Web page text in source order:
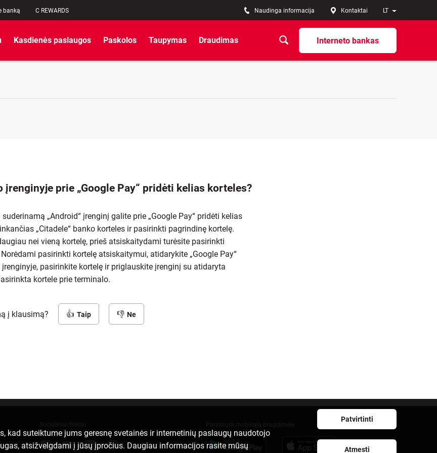
banką C REWARDS LT
Naudinga informacija Kontaktai
Interneto bankas
Kasdienės paslaugos Paskolos Taupymas Draudimas
įrenginyje prie „Google Pay“ pridėti kelias korteles?
„Android“ įrenginį galite prie „Google Pay“ pridėti kelias
„Citadele“ banko korteles ir pasirinkti pagrindinę kortelę.
nei vieną kortelę, prieš atsiskaitydami turėsite pasirinkti
pasirinkti kortelę atsiskaitymui, atidarykite „Google Pay“
pasirinkite kortelę ir priglauskite įrenginį su atidaryta
kortele prie terminalo.
į klausimą? Taip Ne
kad suteiktume jums geresnę svetainės ir internetinių paslaugų naudotojo
atsižvelgdami į jūsų įpročius. Daugiau informacijos rasite mūsų
Patvirtinti
Atmesti